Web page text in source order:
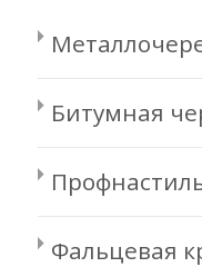
Битумная
Фальцевая